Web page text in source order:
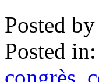
Posted by
Posted in:
congrès,